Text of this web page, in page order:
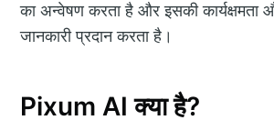
का अन्वेषण करता है और इसकी कार्यक्षमता
जानकारी प्रदान करता है।
Pixum AI क्या है?